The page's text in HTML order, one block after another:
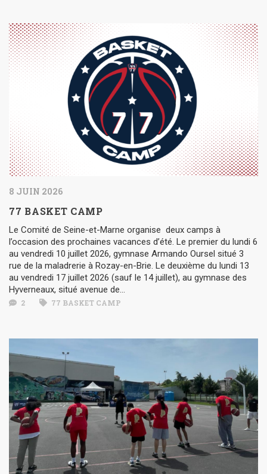
8 JUIN 2026
77 BASKET CAMP
Le Comité de Seine-et-Marne organise deux camps à
l’occasion des prochaines vacances d’été. Le premier du lundi 6
au vendredi 10 juillet 2026, gymnase Armando Oursel situé 3
rue de la maladrerie à Rozay-en-Brie. Le deuxième du lundi 13
au vendredi 17 juillet 2026 (sauf le 14 juillet), au gymnase des
Hyverneaux, situé avenue de...
2 77 BASKET CAMP